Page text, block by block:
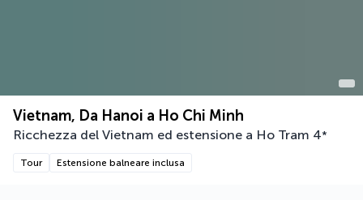
Vietnam, Da Hanoi a Ho Chi Minh
Ricchezza del Vietnam ed estensione a Ho Tram 4*
Tour Estensione balneare inclusa